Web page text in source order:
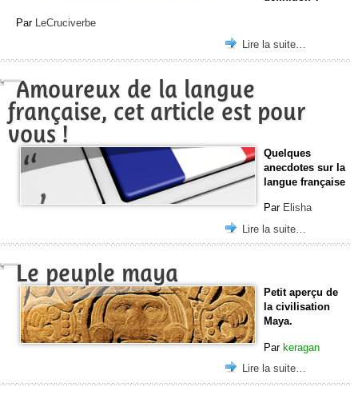
Par LeCruciverbe
Lire la suite…
Amoureux de la langue
française, cet article est pour
vous !
Quelques
anecdotes sur la
langue française
Par Elisha
Lire la suite…
Le peuple maya
Petit aperçu de
la civilisation
Maya.
Par keragan
Lire la suite…